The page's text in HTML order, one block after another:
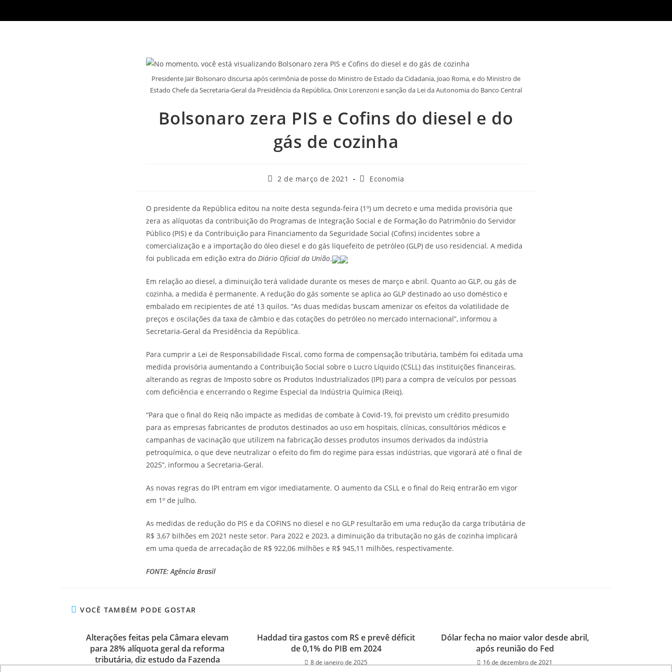
Presidente Jair Bolsonaro discursa após cerimônia de posse do Ministro de Estado da Cidadania, Joao Roma, e do Ministro de
Estado Chefe da Secretaria-Geral da Presidência da República, Onix Lorenzoni e sanção da Lei da Autonomia do Banco Central
Bolsonaro zera PIS e Cofins do diesel e do
gás de cozinha
Post2 de março de 2021
Categoria
Economia
O presidente da República editou na noite desta segunda-feira (1º) um decreto e uma medida provisória que
zera as alíquotas da contribuição do Programas de Integração Social e de Formação do Patrimônio do Servidor
Público (PIS) e da Contribuição para Financiamento da Seguridade Social (Cofins) incidentes sobre a
comercialização e a importação do óleo diesel e do gás liquefeito de petróleo (GLP) de uso residencial. A medida
foi publicada em edição extra do Diário Oficial da União.
Em relação ao diesel, a diminuição terá validade durante os meses de março e abril. Quanto ao GLP, ou gás de
cozinha, a medida é permanente. A redução do gás somente se aplica ao GLP destinado ao uso doméstico e
embalado em recipientes de até 13 quilos. “As duas medidas buscam amenizar os efeitos da volatilidade de
preços e oscilações da taxa de câmbio e das cotações do petróleo no mercado internacional”, informou a
Secretaria-Geral da Presidência da República.
Para cumprir a Lei de Responsabilidade Fiscal, como forma de compensação tributária, também foi editada uma
medida provisória aumentando a Contribuição Social sobre o Lucro Líquido (CSLL) das instituições financeiras,
alterando as regras de Imposto sobre os Produtos Industrializados (IPI) para a compra de veículos por pessoas
com deficiência e encerrando o Regime Especial da Indústria Química (Reiq).
“Para que o final do Reiq não impacte as medidas de combate à Covid-19, foi previsto um crédito presumido
para as empresas fabricantes de produtos destinados ao uso em hospitais, clínicas, consultórios médicos e
campanhas de vacinação que utilizem na fabricação desses produtos insumos derivados da indústria
petroquímica, o que deve neutralizar o efeito do fim do regime para essas indústrias, que vigorará até o final de
2025”, informou a Secretaria-Geral.
As novas regras do IPI entram em vigor imediatamente. O aumento da CSLL e o final do Reiq entrarão em vigor
em 1º de julho.
As medidas de redução do PIS e da COFINS no diesel e no GLP resultarão em uma redução da carga tributária de
R$ 3,67 bilhões em 2021 neste setor. Para 2022 e 2023, a diminuição da tributação no gás de cozinha implicará
em uma queda de arrecadação de R$ 922,06 milhões e R$ 945,11 milhões, respectivamente.
FONTE: Agência Brasil
VOCÊ TAMBÉM PODE GOSTAR
Alterações feitas pela Câmara elevam
para 28% alíquota geral da reforma
tributária, diz estudo da Fazenda
Haddad tira gastos com RS e prevê déficit
de 0,1% do PIB em 2024
8 de janeiro de 2025
Dólar fecha no maior valor desde abril,
após reunião do Fed
16 de dezembro de 2021